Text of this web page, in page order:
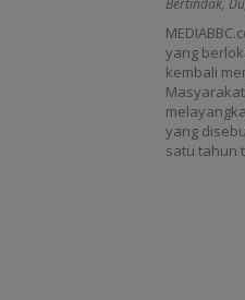
yang
kembali
yang
satu tahun